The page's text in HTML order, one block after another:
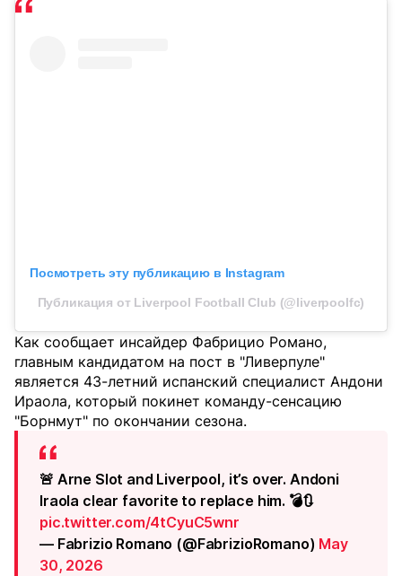
Посмотреть эту публикацию в Instagram
Публикация от Liverpool Football Club (@liverpoolfc)
Как сообщает инсайдер Фабрицио Романо,
главным кандидатом на пост в "Ливерпуле"
является 43-летний испанский специалист Андони
Ираола, который покинет команду-сенсацию
"Борнмут" по окончании сезона.
🚨 Arne Slot and Liverpool, it’s over. Andoni
Iraola clear favorite to replace him. 💣🔃
pic.twitter.com/4tCyuC5wnr
— Fabrizio Romano (@FabrizioRomano) May
30, 2026